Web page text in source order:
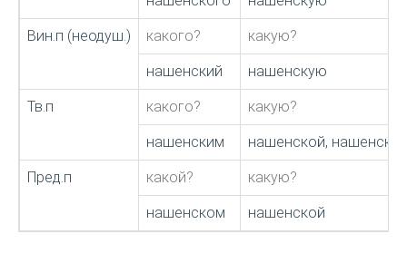
Вин.п (неодуш.) какого? какую?
нашенский нашенскую
Тв.п какого? какую?
нашенским нашенской,
Пред.п какой? какую?
нашенском нашенской